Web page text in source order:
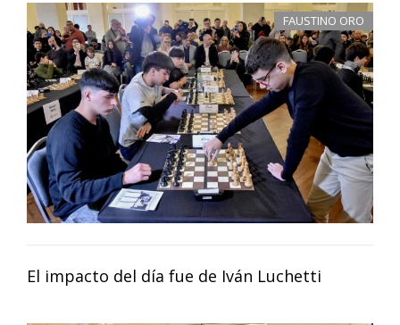
FAUSTINO ORO
El impacto del día fue de Iván Luchetti